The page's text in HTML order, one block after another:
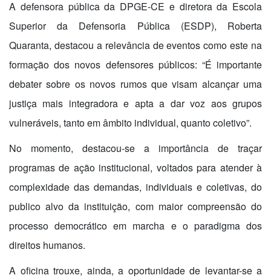
A defensora pública da DPGE-CE e diretora da Escola
Superior da Defensoria Pública (ESDP), Roberta
Quaranta, destacou a relevância de eventos como este na
formação dos novos defensores públicos: “É importante
debater sobre os novos rumos que visam alcançar uma
justiça mais integradora e apta a dar voz aos grupos
vulneráveis, tanto em âmbito individual, quanto coletivo”.
No momento, destacou-se a importância de traçar
programas de ação institucional, voltados para atender à
complexidade das demandas, individuais e coletivas, do
publico alvo da instituição, com maior compreensão do
processo democrático em marcha e o paradigma dos
direitos humanos.
A oficina trouxe, ainda, a oportunidade de levantar-se a